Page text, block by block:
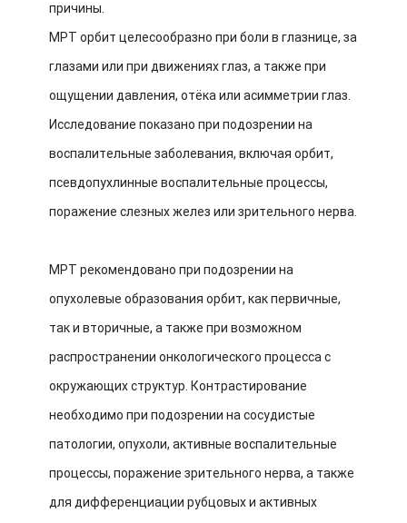
причины.
МРТ орбит целесообразно при боли в глазнице, за
глазами или при движениях глаз, а также при
ощущении давления, отёка или асимметрии глаз.
Исследование показано при подозрении на
воспалительные заболевания, включая орбит,
псевдопухлинные воспалительные процессы,
поражение слезных желез или зрительного нерва.
МРТ рекомендовано при подозрении на
опухолевые образования орбит, как первичные,
так и вторичные, а также при возможном
распространении онкологического процесса с
окружающих структур. Контрастирование
необходимо при подозрении на сосудистые
патологии, опухоли, активные воспалительные
процессы, поражение зрительного нерва, а также
для дифференциации рубцовых и активных